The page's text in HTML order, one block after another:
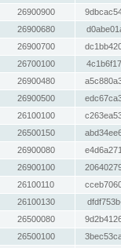
26900900
26900680
26900700
26700100
26900480
26900500
26100100
26500150
26900080
26900100
26100110
26100130
26500080
26500100